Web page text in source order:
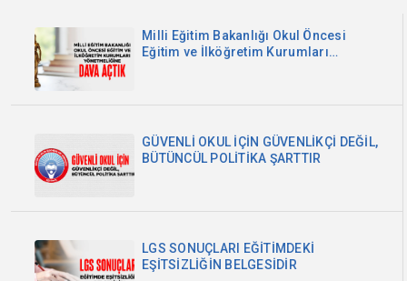
Milli Eğitim Bakanlığı Okul Öncesi
Eğitim ve İlköğretim Kurumları
GÜVENLİ OKUL İÇİN GÜVENLİKÇİ DEĞİL,
BÜTÜNCÜL POLİTİKA ŞARTTIR
LGS SONUÇLARI EĞİTİMDEKİ
EŞİTSİZLİĞİN BELGESİDİR